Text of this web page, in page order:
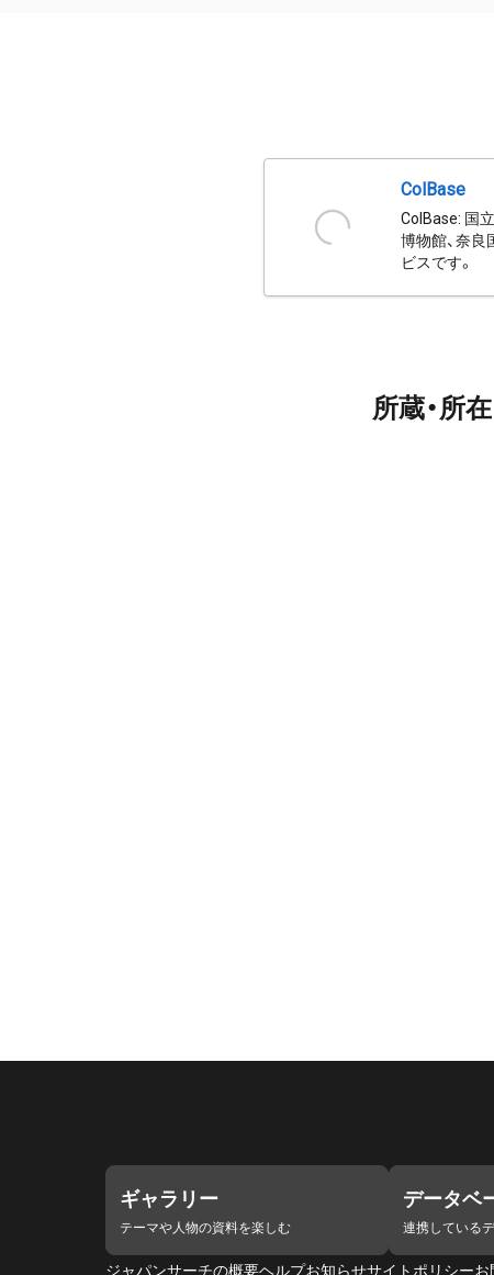
ColBase
ColBase: 国
博物館、奈良
ビスです。
所蔵・所在
ギャラリー
テーマや人物の資料を楽しむ
データベ
連携している
ジャパンサーチの概要ヘルプお知らせサイトポリシーお